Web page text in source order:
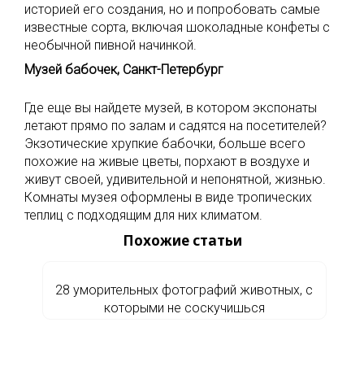
историей его создания, но и попробовать самые
известные сорта, включая шоколадные конфеты с
необычной пивной начинкой.
Музей бабочек, Санкт-Петербург
Где еще вы найдете музей, в котором экспонаты
летают прямо по залам и садятся на посетителей?
Экзотические хрупкие бабочки, больше всего
похожие на живые цветы, порхают в воздухе и
живут своей, удивительной и непонятной, жизнью.
Комнаты музея оформлены в виде тропических
теплиц с подходящим для них климатом.
Похожие статьи
28 уморительных фотографий животных, с
которыми не соскучишься